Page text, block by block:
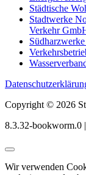
Städtische
Stadtwerke
Verkehr
Copyright © 2026
8.3.32-bookworm.0
Wir verwenden